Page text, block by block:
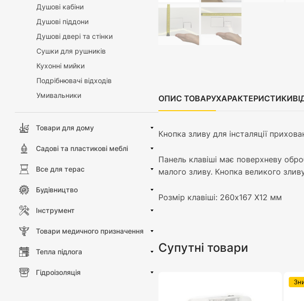
Душові кабіни
Душові піддони
Душові двері та стінки
Сушки для рушників
Кухонні мийки
Подрібнювачі відходів
Умивальники
Товари для дому
Садові та пластикові меблі
Все для терас
Будівництво
Інструмент
Товари медичного призначення
Тепла підлога
Гідроізоляція
ОПИС ТОВАРУХАРАКТЕРИСТИКИ
Кнопка зливу для інсталяції
Панель клавіші має поверхневу
малого зливу. Кнопка великого
Розмір клавіші: 260х167 Х12 мм
Супутні товари